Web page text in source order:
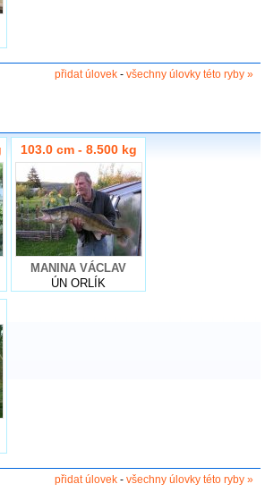
přidat úlovek - všechny úlovky této ryby »
103.0 cm - 8.500 kg
MANINA VÁCLAV
ÚN ORLÍK
přidat úlovek - všechny úlovky této ryby »